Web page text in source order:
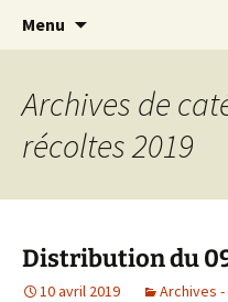
SAULXGOOD!
AMAP de Saulx-
Menu
Archives de
récoltes 2019
Distribution du
10 avril 2019 Archives